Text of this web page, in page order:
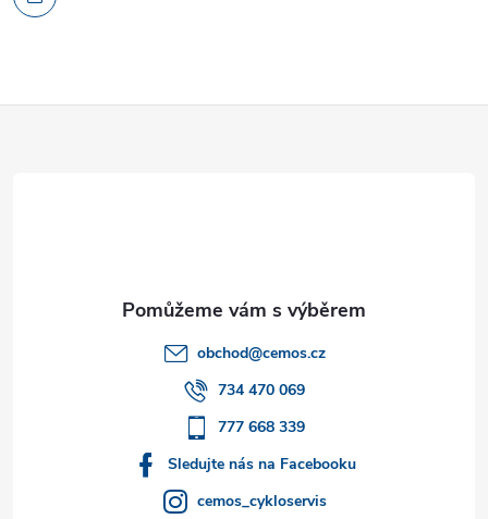
obchod@cemos.cz
734 470 069
777 668 339
Sledujte nás na Facebooku
cemos_cykloservis